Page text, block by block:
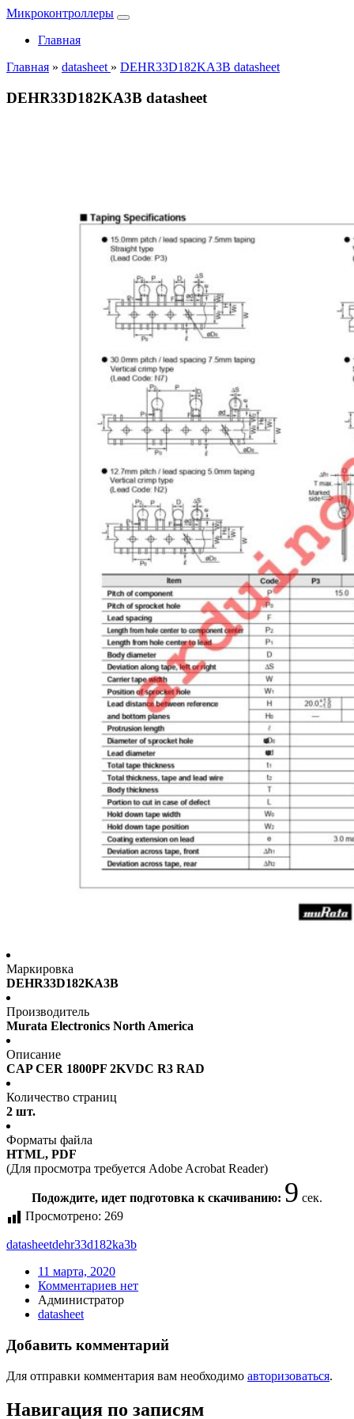
Микроконтроллеры
Главная
Главная » datasheet » DEHR33D182KA3B datasheet
DEHR33D182KA3B datasheet
Маркировка
DEHR33D182KA3B
Производитель
Murata Electronics North America
Описание
CAP CER 1800PF 2KVDC R3 RAD
Количество страниц
2 шт.
Форматы файла
HTML, PDF
(Для просмотра требуется Adobe Acrobat Reader)
Подождите, идет подготовка к скачиванию: 9 сек.
Просмотрено: 269
datasheetdehr33d182ka3b
11 марта, 2020
Комментариев нет
Администратор
datasheet
Добавить комментарий
Для отправки комментария вам необходимо авторизоваться.
Навигация по записям